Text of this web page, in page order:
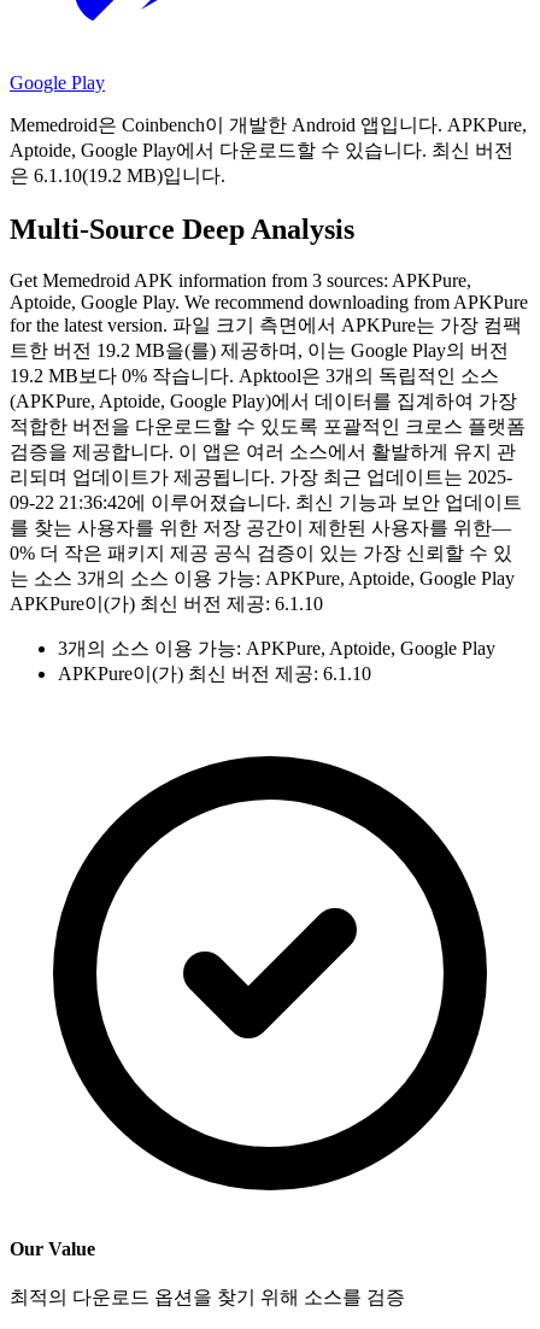
Google Play
Memedroid은 Coinbench이 개발한 Android 앱입니다. APKPure,
Aptoide, Google Play에서 다운로드할 수 있습니다. 최신 버전
은 6.1.10(19.2 MB)입니다.
Multi-Source Deep Analysis
Get Memedroid APK information from 3 sources: APKPure,
Aptoide, Google Play. We recommend downloading from APKPure
for the latest version. 파일 크기 측면에서 APKPure는 가장 컴팩
트한 버전 19.2 MB을(를) 제공하며, 이는 Google Play의 버전
19.2 MB보다 0% 작습니다. Apktool은 3개의 독립적인 소스
(APKPure, Aptoide, Google Play)에서 데이터를 집계하여 가장
적합한 버전을 다운로드할 수 있도록 포괄적인 크로스 플랫폼
검증을 제공합니다. 이 앱은 여러 소스에서 활발하게 유지 관
리되며 업데이트가 제공됩니다. 가장 최근 업데이트는 2025-
09-22 21:36:42에 이루어졌습니다. 최신 기능과 보안 업데이트
를 찾는 사용자를 위한 저장 공간이 제한된 사용자를 위한—
0% 더 작은 패키지 제공 공식 검증이 있는 가장 신뢰할 수 있
는 소스 3개의 소스 이용 가능: APKPure, Aptoide, Google Play
APKPure이(가) 최신 버전 제공: 6.1.10
3개의 소스 이용 가능: APKPure, Aptoide, Google Play
APKPure이(가) 최신 버전 제공: 6.1.10
Our Value
최적의 다운로드 옵션을 찾기 위해 소스를 검증